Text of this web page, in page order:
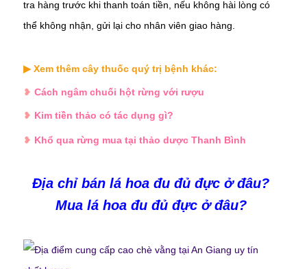
tra hàng trước khi thanh toán tiền, nếu không hài lòng có
thể không nhận, gửi lại cho nhân viên giao hàng.
▶ Xem thêm cây thuốc quý trị bệnh khác:
❥ Cách ngâm chuối hột rừng với rượu
❥ Kim tiền thảo có tác dụng gì?
❥ Khổ qua rừng mua tại thảo dược Thanh Bình
Địa chỉ bán lá hoa đu đủ đực ở đâu?
Mua lá hoa đu đủ đực ở đâu?